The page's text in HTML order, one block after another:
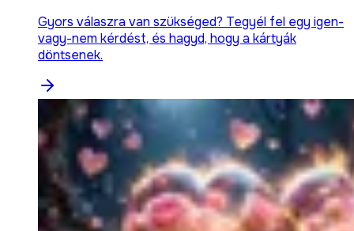
Gyors válaszra van szükséged? Tegyél fel egy igen-
vagy-nem kérdést, és hagyd, hogy a kártyák
döntsenek.